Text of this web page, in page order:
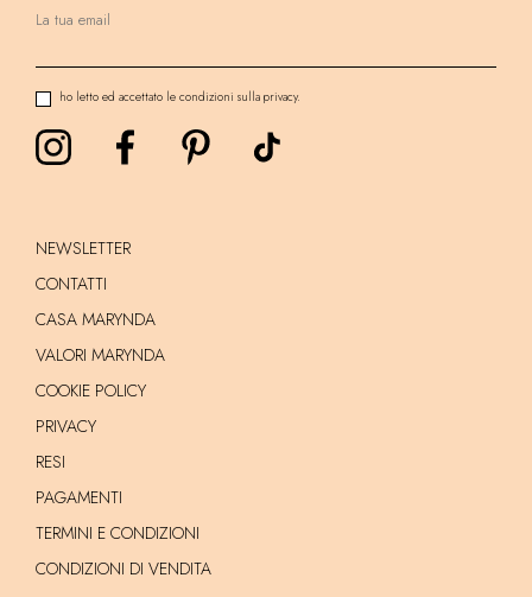
ho letto ed accettato le condizioni sulla privacy.
NEWSLETTER
CONTATTI
CASA MARYNDA
VALORI MARYNDA
COOKIE POLICY
PRIVACY
RESI
PAGAMENTI
TERMINI E CONDIZIONI
CONDIZIONI DI VENDITA